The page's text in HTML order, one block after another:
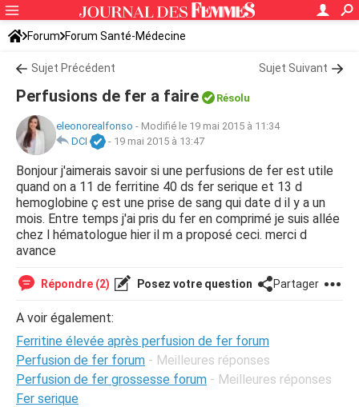
Forum Forum Santé-Médecine
Symptômes et maladies courantes
Sujet Précédent Sujet Suivant
Perfusions de fer a faire Résolu
eleonorealfonso - Modifié le 19 mai 2015 à 11:34
DCI
- 19 mai 2015 à 13:47
Bonjour j'aimerais savoir si une perfusions de fer est utile
quand on a 11 de ferritine 40 ds fer serique et 13 d
hemoglobine ç est une prise de sang qui date d il y a un
mois. Entre temps j'ai pris du fer en comprimé je suis allée
chez l hématologue hier il m a proposé ceci. merci d
avance
Répondre (2) Posez votre question Partager
A voir également:
Ferritine élevée après perfusion de fer forum
Perfusion de fer forum - Meilleures réponses
Perfusion de fer grossesse forum - Meilleures réponses
Fer serique